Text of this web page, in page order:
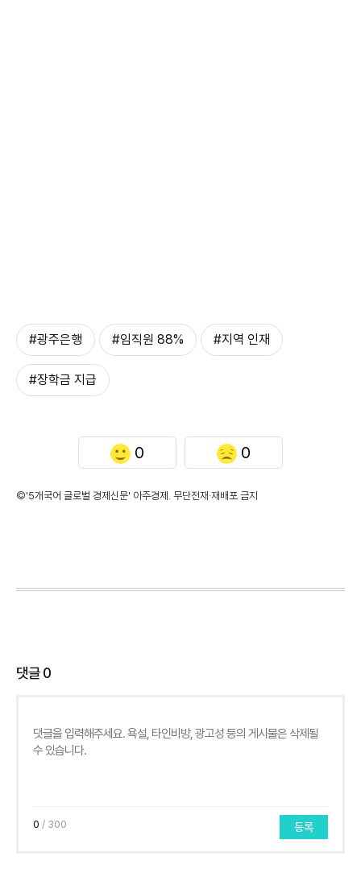
#광주은행 #임직원 88% #지역 인재
#장학금 지급
0 0
©'5개국어 글로벌 경제신문' 아주경제. 무단전재·재배포 금지
댓글0
0 / 300 등록